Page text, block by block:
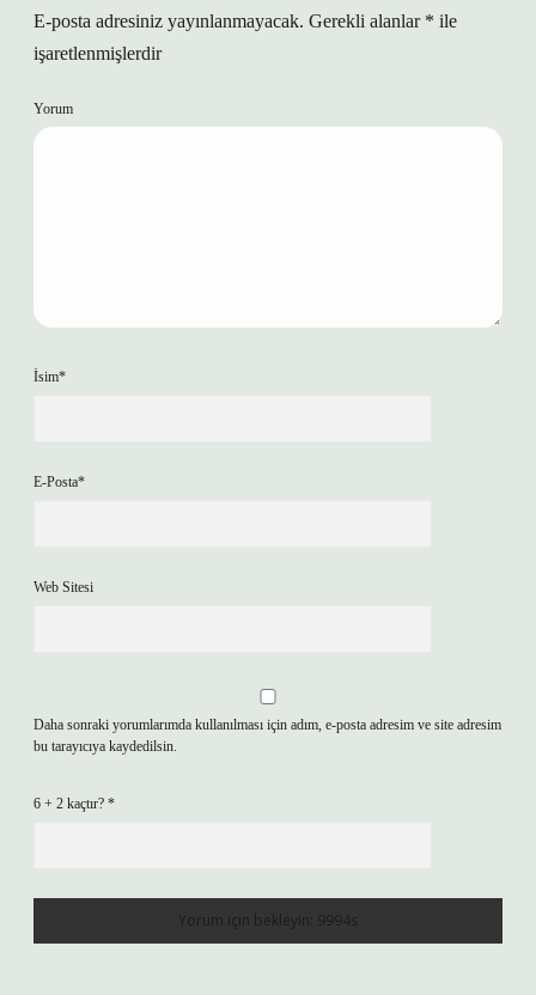
E-posta adresiniz yayınlanmayacak. Gerekli alanlar * ile
işaretlenmişlerdir
Yorum
İsim*
E-Posta*
Web Sitesi
Daha sonraki yorumlarımda kullanılması için adım, e-posta adresim ve site adresim
bu tarayıcıya kaydedilsin.
6 + 2 kaçtır? *